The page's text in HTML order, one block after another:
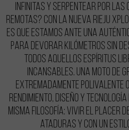
infinitas y serpentear por
remotas? Con la nueva Rieju
es que estamos ante una
para devorar kilómetros sin
todos aquellos espíritus
incansables. Una moto de
extremadamente polivalente
rendimiento, diseño y
misma filosofía: vivir el placer
ataduras y con un